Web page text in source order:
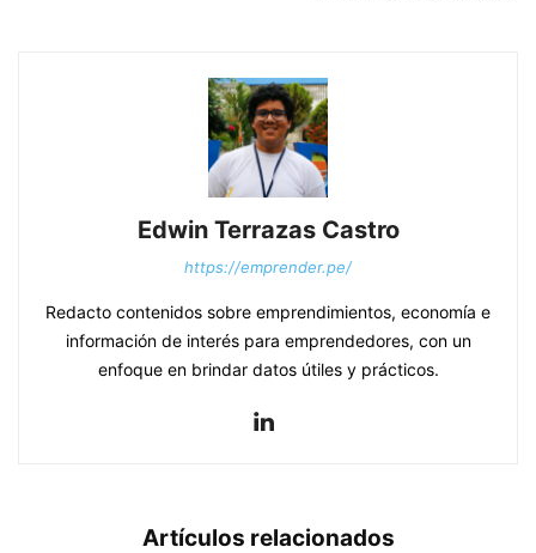
Edwin Terrazas Castro
https://emprender.pe/
Redacto contenidos sobre emprendimientos, economía e
información de interés para emprendedores, con un
enfoque en brindar datos útiles y prácticos.
Artículos relacionados